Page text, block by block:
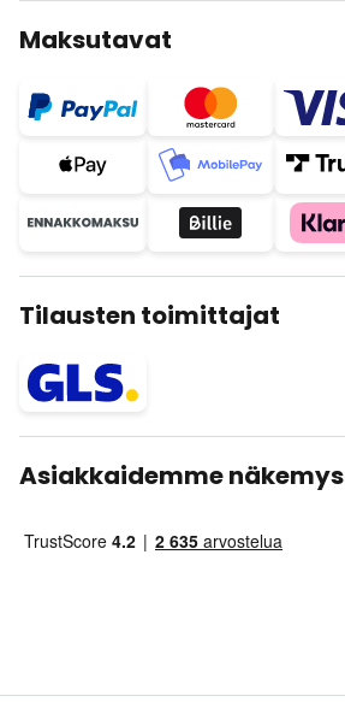
Maksutavat
Tilausten toimittajat
Asiakkaidemme näkemys